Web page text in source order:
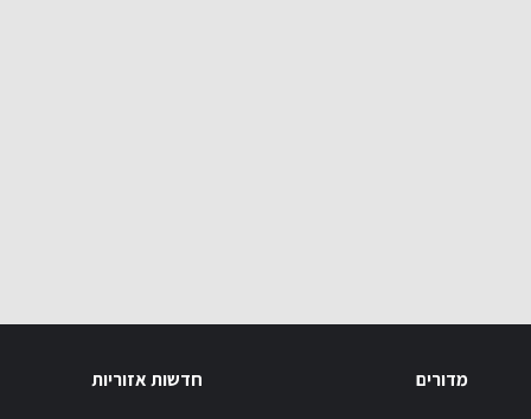
מדורים חדשות אזוריות